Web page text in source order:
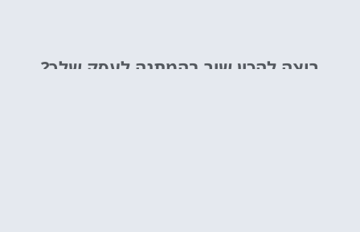
רוצה להכין שיר בהמתנה לעסק שלך?